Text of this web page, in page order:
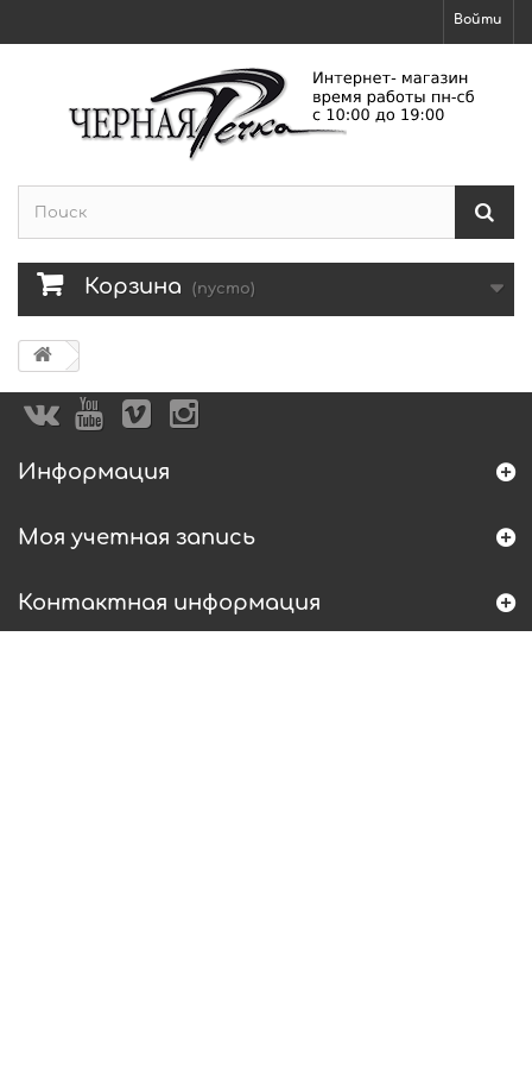
Войти
Корзина (пусто)
Информация
Моя учетная запись
Контактная информация